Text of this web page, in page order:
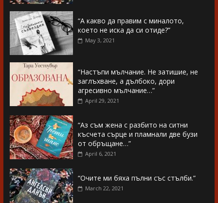
“А какво да правим с миналото,
което не иска да си отиде?”
May 3, 2021
“Настъпи мълчание. Не затишие, не
заглъхване, а дълбоко, дори
агресивно мълчание…”
April 29, 2021
“Аз съм жена с разбито на ситни
късчета сърце и пламнали две бузи
от обръщане…”
April 6, 2021
“Очите ми бяха пълни със стълби.”
March 22, 2021